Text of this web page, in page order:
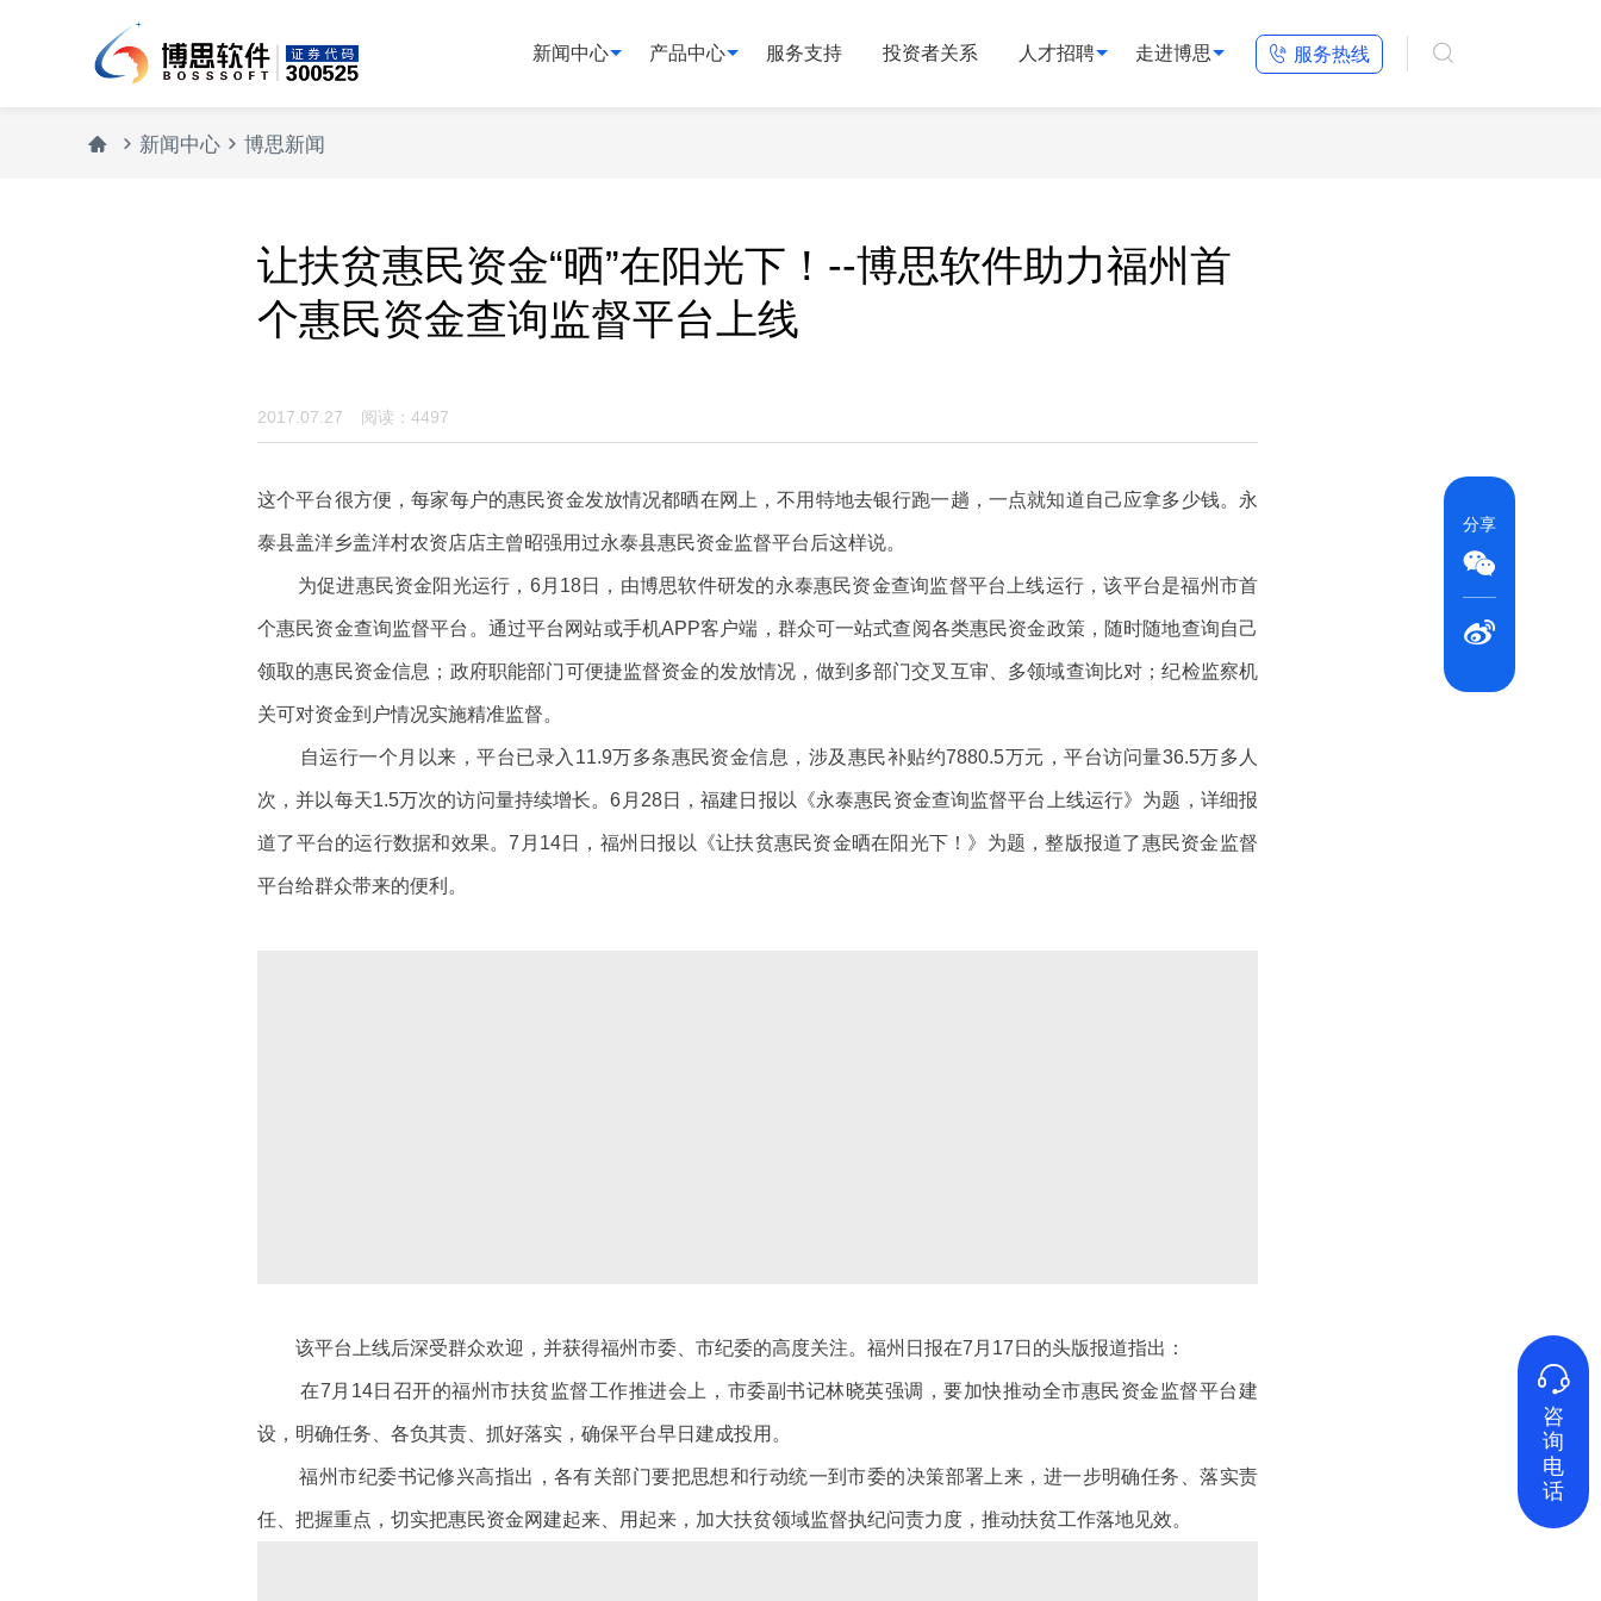
新闻中心 产品中心 服务支持 投资者关系 人才招聘 走进博思  服务热线 
  新闻中心  博思新闻
让扶贫惠民资金“晒”在阳光下！--博思软件助力福州首
个惠民资金查询监督平台上线
2017.07.27 阅读：4497
这个平台很方便，每家每户的惠民资金发放情况都晒在网上，不用特地去银行跑一趟，一点就知道自己应拿多少钱。永
泰县盖洋乡盖洋村农资店店主曾昭强用过永泰县惠民资金监督平台后这样说。
为促进惠民资金阳光运行，6月18日，由博思软件研发的永泰惠民资金查询监督平台上线运行，该平台是福州市首
个惠民资金查询监督平台。通过平台网站或手机APP客户端，群众可一站式查阅各类惠民资金政策，随时随地查询自己
领取的惠民资金信息；政府职能部门可便捷监督资金的发放情况，做到多部门交叉互审、多领域查询比对；纪检监察机
关可对资金到户情况实施精准监督。
自运行一个月以来，平台已录入11.9万多条惠民资金信息，涉及惠民补贴约7880.5万元，平台访问量36.5万多人
次，并以每天1.5万次的访问量持续增长。6月28日，福建日报以《永泰惠民资金查询监督平台上线运行》为题，详细报
道了平台的运行数据和效果。7月14日，福州日报以《让扶贫惠民资金晒在阳光下！》为题，整版报道了惠民资金监督
平台给群众带来的便利。
该平台上线后深受群众欢迎，并获得福州市委、市纪委的高度关注。福州日报在7月17日的头版报道指出：
在7月14日召开的福州市扶贫监督工作推进会上，市委副书记林晓英强调，要加快推动全市惠民资金监督平台建
设，明确任务、各负其责、抓好落实，确保平台早日建成投用。
福州市纪委书记修兴高指出，各有关部门要把思想和行动统一到市委的决策部署上来，进一步明确任务、落实责
任、把握重点，切实把惠民资金网建起来、用起来，加大扶贫领域监督执纪问责力度，推动扶贫工作落地见效。
分享



咨
询
电
话